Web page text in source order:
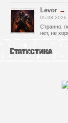
Levor →
05.08.2026
Странно,
нет, не
fr0zen142
05.08.2026
→
Игра
Статистика